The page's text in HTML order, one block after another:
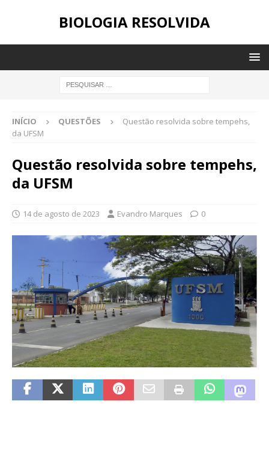
BIOLOGIA RESOLVIDA
INÍCIO QUESTÕES
Questão resolvida sobre tempehs,
da UFSM
Questão resolvida sobre tempehs,
da UFSM
14 de agosto de 2023 Evandro Marques 0